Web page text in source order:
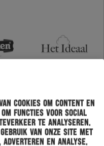
cookies om content en
functies voor social
te analyseren.
van onze site met
adverteren en analyse.